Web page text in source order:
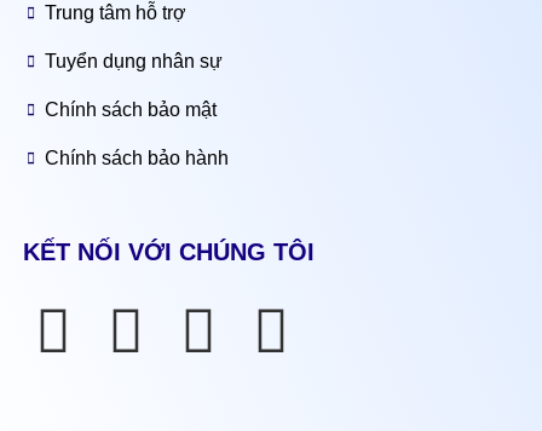
Trung tâm hỗ trợ
Tuyển dụng nhân sự
Chính sách bảo mật
Chính sách bảo hành
KẾT NỐI VỚI CHÚNG TÔI